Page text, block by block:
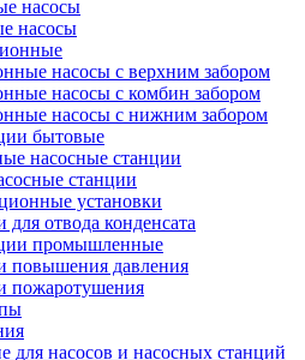
насосы
насосы
насосы с верхним забором
насосы с комбин забором
насосы с нижним забором
бытовые
насосные станции
станции
установки
для отвода конденсата
промышленные
повышения давления
пожаротушения
для насосов и насосных станций